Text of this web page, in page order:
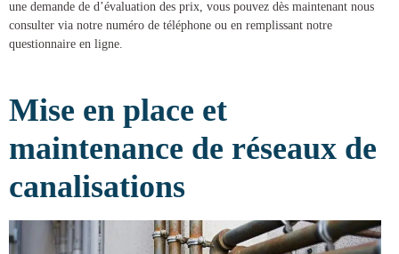
une demande de d’évaluation des prix, vous pouvez dès maintenant nous
consulter via notre numéro de téléphone ou en remplissant notre
questionnaire en ligne.
Mise en place et
maintenance de réseaux de
canalisations